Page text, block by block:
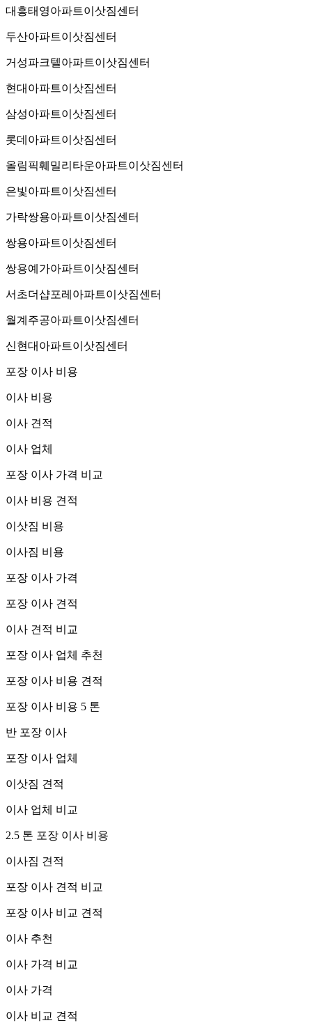
대흥태영아파트이삿짐센터
두산아파트이삿짐센터
거성파크텔아파트이삿짐센터
현대아파트이삿짐센터
삼성아파트이삿짐센터
롯데아파트이삿짐센터
올림픽훼밀리타운아파트이삿짐센터
은빛아파트이삿짐센터
가락쌍용아파트이삿짐센터
쌍용아파트이삿짐센터
쌍용예가아파트이삿짐센터
서초더샵포레아파트이삿짐센터
월계주공아파트이삿짐센터
신현대아파트이삿짐센터
포장 이사 비용
이사 비용
이사 견적
이사 업체
포장 이사 가격 비교
이사 비용 견적
이삿짐 비용
이사짐 비용
포장 이사 가격
포장 이사 견적
이사 견적 비교
포장 이사 업체 추천
포장 이사 비용 견적
포장 이사 비용 5 톤
반 포장 이사
포장 이사 업체
이삿짐 견적
이사 업체 비교
2.5 톤 포장 이사 비용
이사짐 견적
포장 이사 견적 비교
포장 이사 비교 견적
이사 추천
이사 가격 비교
이사 가격
이사 비교 견적